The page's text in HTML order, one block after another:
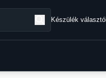
Készülék választó